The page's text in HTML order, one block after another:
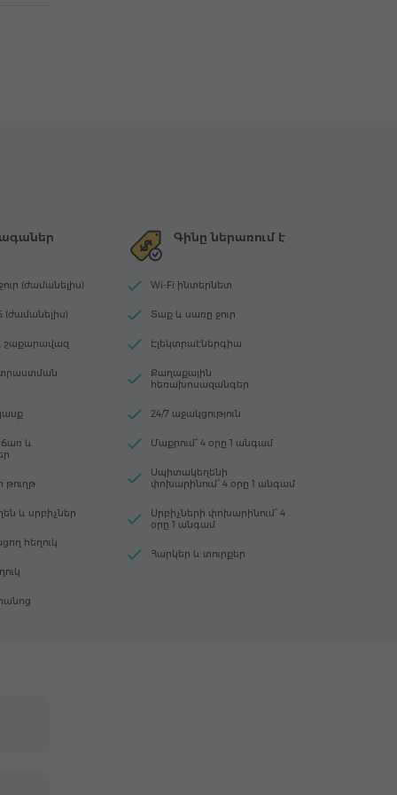
(ժամանելիս)
(ժամանելիս)
շաքարավազ
և
թուղթ
և սրբիչներ
հեղուկ
Գինը ներառում է
Wi-Fi ինտերնետ
Տաք և սառը ջուր
Էլեկտրաէներգիա
Քաղաքային
հեռախոսազանգեր
24/7 աջակցություն
Մաքրում՝ 4 օրը 1 անգամ
Սպիտակեղենի
փոխարինում՝ 4 օրը 1 անգամ
Սրբիչների փոխարինում՝ 4
օրը 1 անգամ
Հարկեր և տուրքեր